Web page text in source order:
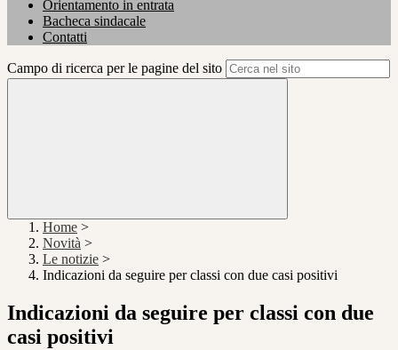
Orientamento in entrata
Bacheca sindacale
Contatti
Campo di ricerca per le pagine del sito
Home >
Novità >
Le notizie >
Indicazioni da seguire per classi con due casi positivi
Indicazioni da seguire per classi con due
casi positivi